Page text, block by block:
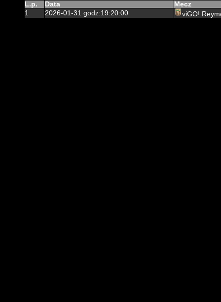
L.p. Data
Mecz
1
2026-01-31 godz:19:20:00 viGO!